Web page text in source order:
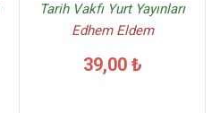
Tarih Vakfı Yurt Yayınları
Edhem Eldem
39,00 ₺